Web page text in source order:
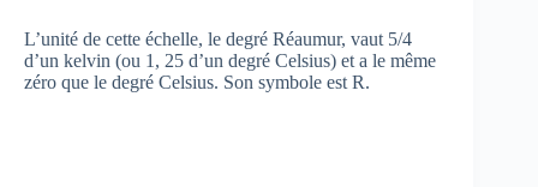
L’unité de cette échelle, le degré Réaumur, vaut 5/4
d’un kelvin (ou 1, 25 d’un degré Celsius) et a le même
zéro que le degré Celsius. Son symbole est R.